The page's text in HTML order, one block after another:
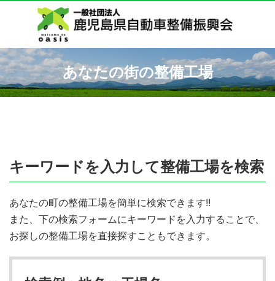
あなたの街の整備工場
キーワードを入力して整備工場を検索
あなたの町の整備工場を簡単に検索できます!!
また、下の検索フォームにキーワードを入力することで、
お探しの整備工場を直接探すこともできます。